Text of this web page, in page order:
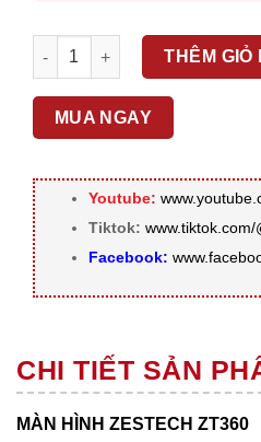
MÀN HÌNH ZESTECH ZT360
THÊM GIỎ
MUA NGAY
Youtube:
Tiktok:
Facebook:
CHI TIẾT SẢN
MÀN HÌNH ZESTECH ZT360